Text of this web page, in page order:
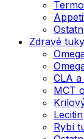
Zdravé tuky
CLA
MCT
Lecitin
Rybí